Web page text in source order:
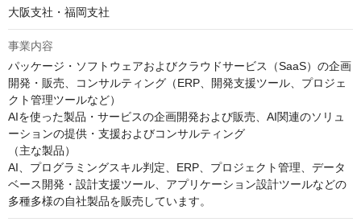
大阪支社・福岡支社
事業内容
パッケージ・ソフトウェアおよびクラウドサービス（SaaS）の企画
開発・販売、コンサルティング（ERP、開発支援ツール、プロジェ
クト管理ツールなど）
AIを使った製品・サービスの企画開発および販売、AI関連のソリュ
ーションの提供・支援およびコンサルティング
（主な製品）
AI、プログラミングスキル判定、ERP、プロジェクト管理、データ
ベース開発・設計支援ツール、アプリケーション設計ツールなどの